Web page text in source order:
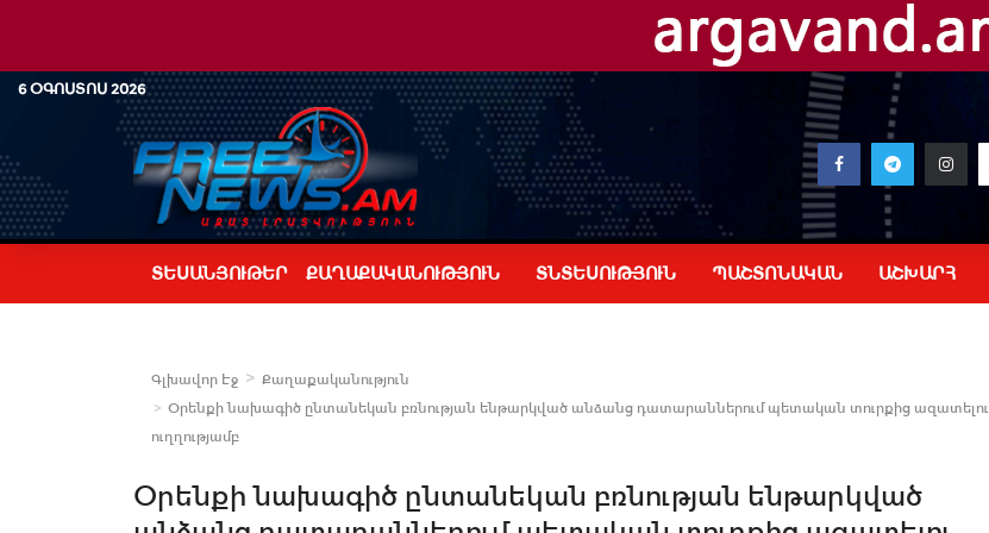
6 ՕԳՈՍՏՈՍ 2026
ՏԵՍԱՆՅՈՒԹԵՐ ՔԱՂԱՔԱԿԱՆՈՒԹՅՈՒՆ ՏՆՏԵՍՈՒԹՅՈՒՆ ՊԱՇՏՈՆԱԿԱՆ ԱՇԽԱՐՀ
Գլխավոր Էջ
Քաղաքականություն
Օրենքի նախագիծ ընտանեկան բռնության ենթարկված անձանց դատարաններում պետական տուրքից ազատելու
ուղղությամբ
Օրենքի նախագիծ ընտանեկան բռնության ենթարկված